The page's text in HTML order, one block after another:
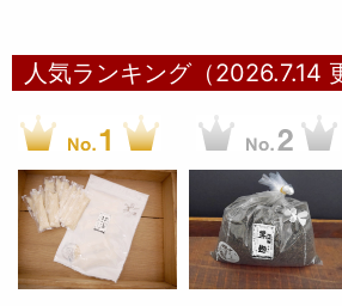
人気ランキング（2026.7.14